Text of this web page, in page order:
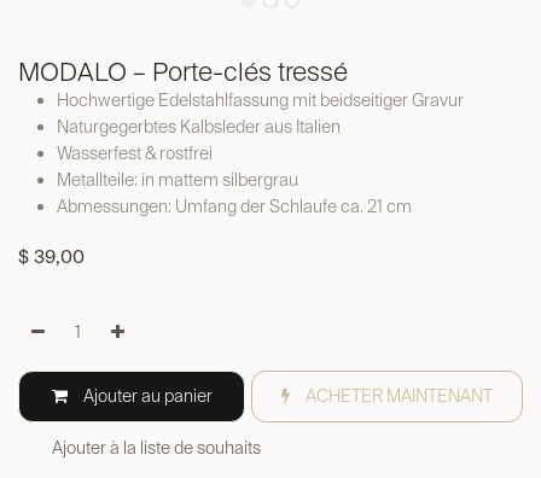
MODALO – Porte-clés tressé
Hochwertige Edelstahlfassung mit beidseitiger Gravur
Naturgegerbtes Kalbsleder aus Italien
Wasserfest & rostfrei
Metallteile: in mattem silbergrau
Abmessungen: Umfang der Schlaufe ca. 21 cm
$ 39,00
Ajouter au panier ACHETER MAINTENANT
Ajouter à la liste de souhaits